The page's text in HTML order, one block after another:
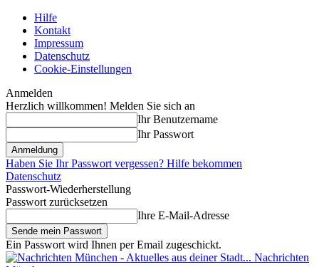
Hilfe
Kontakt
Impressum
Datenschutz
Cookie-Einstellungen
Anmelden
Herzlich willkommen! Melden Sie sich an
Ihr Benutzername
Ihr Passwort
Haben Sie Ihr Passwort vergessen? Hilfe bekommen
Datenschutz
Passwort-Wiederherstellung
Passwort zurücksetzen
Ihre E-Mail-Adresse
Ein Passwort wird Ihnen per Email zugeschickt.
Nachrichten